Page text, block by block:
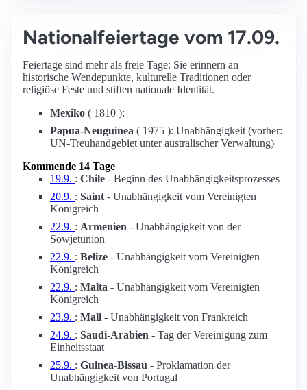
Nationalfeiertage vom 17.09.
Feiertage sind mehr als freie Tage: Sie erinnern an
historische Wendepunkte, kulturelle Traditionen oder
religiöse Feste und stiften nationale Identität.
Mexiko ( 1810 ):
Papua-Neuguinea ( 1975 ): Unabhängigkeit (vorher:
UN-Treuhandgebiet unter australischer Verwaltung)
Kommende 14 Tage
19.9. : Chile - Beginn des Unabhängigkeitsprozesses
20.9. : Saint - Unabhängigkeit vom Vereinigten
Königreich
22.9. : Armenien - Unabhängigkeit von der
Sowjetunion
22.9. : Belize - Unabhängigkeit vom Vereinigten
Königreich
22.9. : Malta - Unabhängigkeit vom Vereinigten
Königreich
23.9. : Mali - Unabhängigkeit von Frankreich
24.9. : Saudi-Arabien - Tag der Vereinigung zum
Einheitsstaat
25.9. : Guinea-Bissau - Proklamation der
Unabhängigkeit von Portugal